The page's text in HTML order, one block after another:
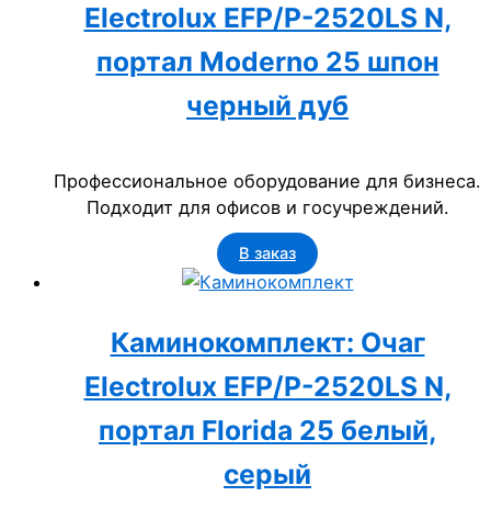
Electrolux EFP/P-2520LS N,
портал Moderno 25 шпон
черный дуб
Профессиональное оборудование для бизнеса.
Подходит для офисов и госучреждений.
В заказ
Каминокомплект: Очаг
Electrolux EFP/P-2520LS N,
портал Florida 25 белый,
серый